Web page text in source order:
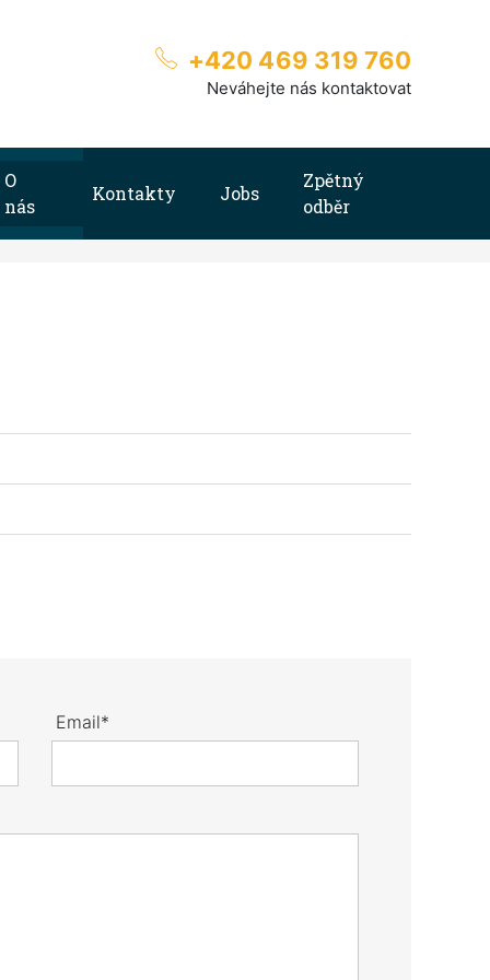
+420 469 319 760
Neváhejte nás kontaktovat
O
nás
Kontakty Jobs
Zpětný
odběr
Email*